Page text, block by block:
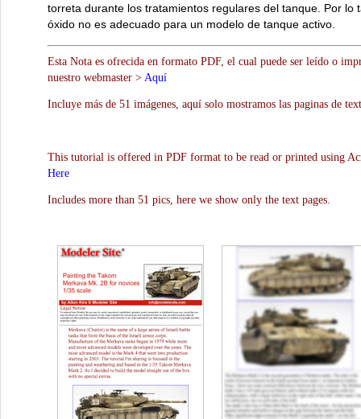
torreta durante los tratamientos regulares del tanque. Por lo
óxido no es adecuado para un modelo de tanque activo.
Esta Nota es ofrecida en formato PDF, el cual puede ser leído o
nuestro webmaster > Aquí
Incluye más de 51 imágenes, aquí solo mostramos las paginas de
This tutorial is offered in PDF format to be read or printed using
Here
Includes more than 51 pics, here we show only the text pages.